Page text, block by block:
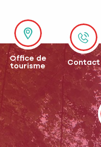
Office de
tourisme
Contact